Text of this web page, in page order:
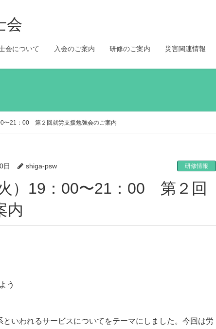
会
会について 入会のご案内 研修のご案内 災害関連情報
〜21：00 第２回就労支援勉強会のご案内
日 shiga-psw 研修情報
案内
う
いわれるサービスについてをテーマにしました。今回は労